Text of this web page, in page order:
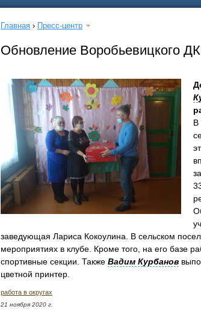
Главная › Пресс-центр
Обновление Воробьевицкого ДК
В
заведующая Лариса Кокоулина. В сельском
мероприятиях в клубе. Кроме того, на его базе
спортивные секции. Также Вадим Курбанов
цветной принтер.
работа в округах
21 ноября 2020 г.